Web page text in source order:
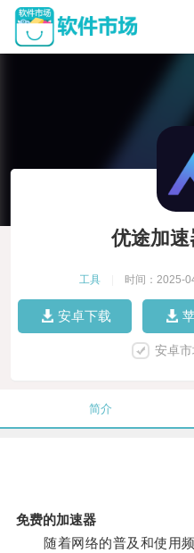
优途加
工具 时间：2025-
安卓下载
安卓
简介
免费的加速器
随着网络的普及和使用频